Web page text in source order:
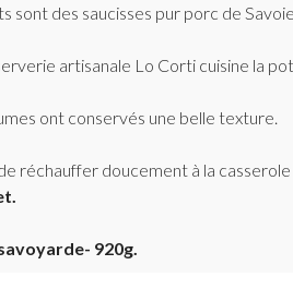
sont des saucisses pur porc de
artisanale Lo Corti cuisine la
ont conservés une belle texture.
réchauffer doucement à la casserole
920g.